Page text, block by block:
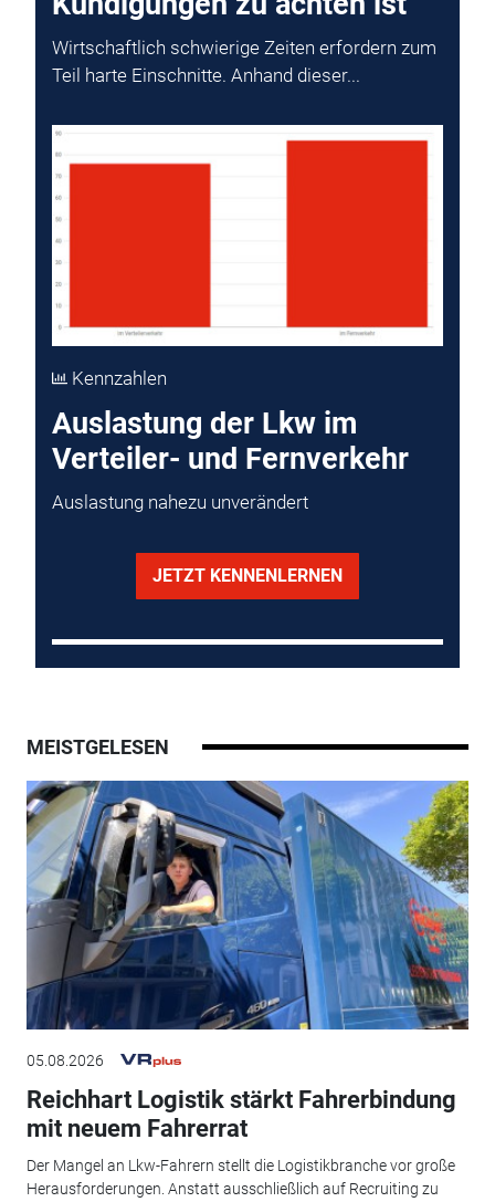
Wirtschaftlich schwierige Zeiten erfordern zum
Teil harte Einschnitte. Anhand dieser...
Kennzahlen
Auslastung der Lkw im
Verteiler- und Fernverkehr
Auslastung nahezu unverändert
JETZT KENNENLERNEN
MEISTGELESEN
05.08.2026
Reichhart Logistik stärkt Fahrerbindung
mit neuem Fahrerrat
Der Mangel an Lkw-Fahrern stellt die Logistikbranche vor große
Herausforderungen. Anstatt ausschließlich auf Recruiting zu